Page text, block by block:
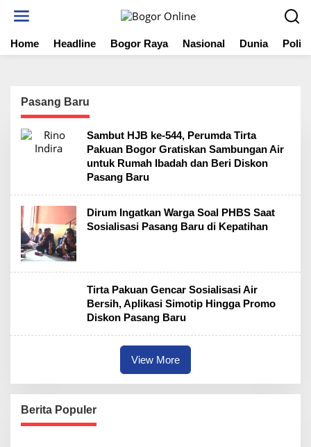
t
Home Headline Bogor Raya Nasional Dunia
Pasang Baru
Sambut HJB ke-544, Perumda Tirta
Pakuan Bogor Gratiskan Sambungan Air
untuk Rumah Ibadah dan Beri Diskon
Pasang Baru
Dirum Ingatkan Warga Soal PHBS Saat
Sosialisasi Pasang Baru di Kepatihan
Tirta Pakuan Gencar Sosialisasi Air
Bersih, Aplikasi Simotip Hingga Promo
Diskon Pasang Baru
View More
Berita Populer